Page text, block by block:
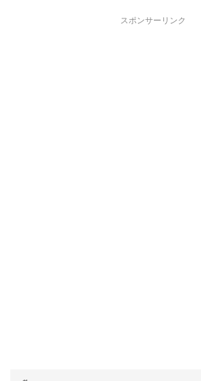
スポンサーリンク